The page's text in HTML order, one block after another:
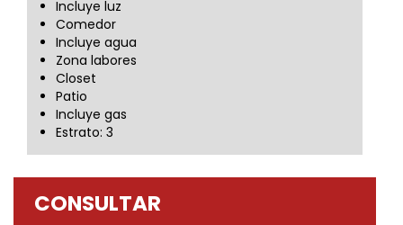
Incluye luz
Comedor
Incluye agua
Zona labores
Closet
Patio
Incluye gas
Estrato: 3
CONSULTAR